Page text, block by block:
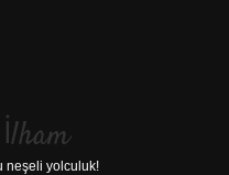
neşeli yolculuk!